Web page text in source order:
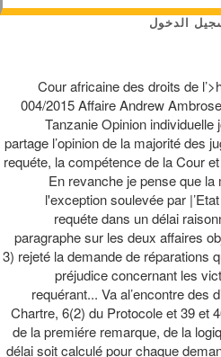
الدخول
Cour africaine des droits de
004/2015 Affaire Andrew
Tanzanie Opinion individuelle
partage l’opinion de la majorité des
requéte, la compétence de la Cour
En revanche je pense que
l'exception soulevée par
requéte dans un délai
paragraphe sur les deux affaires
3) rejeté la demande de réparations
préjudice concernant les
requérant... Va al’encontre des
Chartre, 6(2) du Protocole et 39 et
de la premiére remarque, de la
délai soit calculé pour chaque